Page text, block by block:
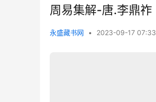
周易集解-唐.李鼎祚
永盛藏书网 • 2023-09-17 07:33